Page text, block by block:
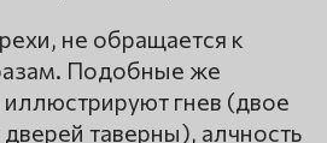
не обращается к
Подобные же
гнев (двое
таверны), алчность